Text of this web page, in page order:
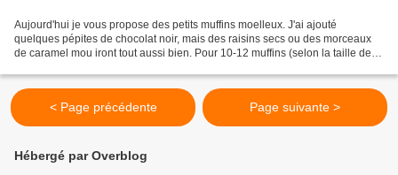
Aujourd'hui je vous propose des petits muffins moelleux. J'ai ajouté
quelques pépites de chocolat noir, mais des raisins secs ou des morceaux
de caramel mou iront tout aussi bien. Pour 10-12 muffins (selon la taille des
< Page précédente Page suivante >
Hébergé par Overblog